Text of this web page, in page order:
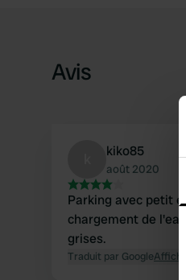
Avis
kiko85
août 2020
Parking avec petit
chargement de
grises.
Traduit par Google